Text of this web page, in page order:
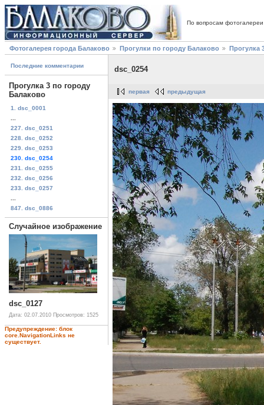
По вопросам
Фотогалерея города Балаково Прогулки по городу Балаково Прогулка
Последние комментарии
Прогулка 3 по городу
Балаково
1. dsc_0001
227. dsc_0251
228. dsc_0252
229. dsc_0253
230. dsc_0254
231. dsc_0255
232. dsc_0256
233. dsc_0257
847. dsc_0886
Случайное изображение
dsc_0127
Дата: 02.07.2010 Просмотров: 1525
Предупреждение: блок
core.NavigationLinks не
существует.
dsc_0254
первая предыдущая